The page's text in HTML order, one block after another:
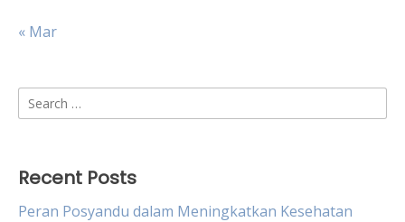
« Mar
Search
for:
Recent Posts
Peran Posyandu dalam Meningkatkan Kesehatan